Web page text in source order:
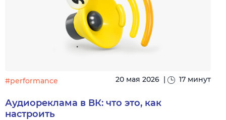
#performance 20 мая 2026 | 17 минут
Аудиореклама в ВК: что это, как
настроить